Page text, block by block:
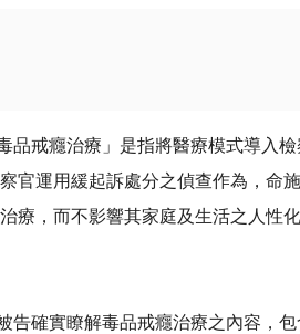
戒癮治療」是指將醫療模式導入檢
官運用緩起訴處分之偵查作為，命
療，而不影響其家庭及生活之人性
確實瞭解毒品戒癮治療之內容，包